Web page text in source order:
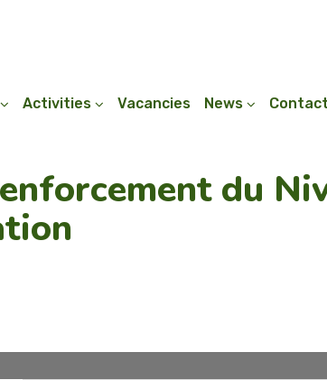
Activities Vacancies News
du